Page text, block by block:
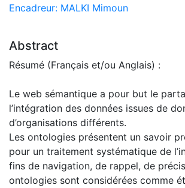
Encadreur: MALKI Mimoun
Abstract
Résumé (Français et/ou Anglais) :
Le web sémantique a pour but le
l’intégration des données issues de
d’organisations différents.
Les ontologies présentent un savoir
pour un traitement systématique de
fins de navigation, de rappel, de
ontologies sont considérées comme